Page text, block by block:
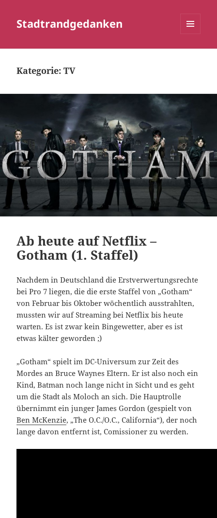
Stadtrandgedanken
Kategorie:TV
Ab heute auf Netflix –
Gotham (1. Staffel)
Nachdem in Deutschland die Erstverwertungsrechte
bei Pro 7 liegen, die die erste Staffel von „Gotham“
von Februar bis Oktober wöchentlich ausstrahlten,
mussten wir auf Streaming bei Netflix bis heute
warten. Es ist zwar kein Bingewetter, aber es ist
etwas kälter geworden ;)
„Gotham“ spielt im DC-Universum zur Zeit des
Mordes an Bruce Waynes Eltern. Er ist also noch ein
Kind, Batman noch lange nicht in Sicht und es geht
um die Stadt als Moloch an sich. Die Hauptrolle
übernimmt ein junger James Gordon (gespielt von
Ben McKenzie, „The O.C./O.C., California“), der noch
lange davon entfernt ist, Comissioner zu werden.